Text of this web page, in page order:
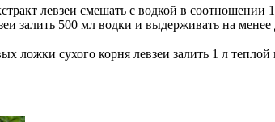
левзеи смешать с водкой в
залить 500 мл водки и выдерживать на
ложки сухого корня левзеи залить 1 л